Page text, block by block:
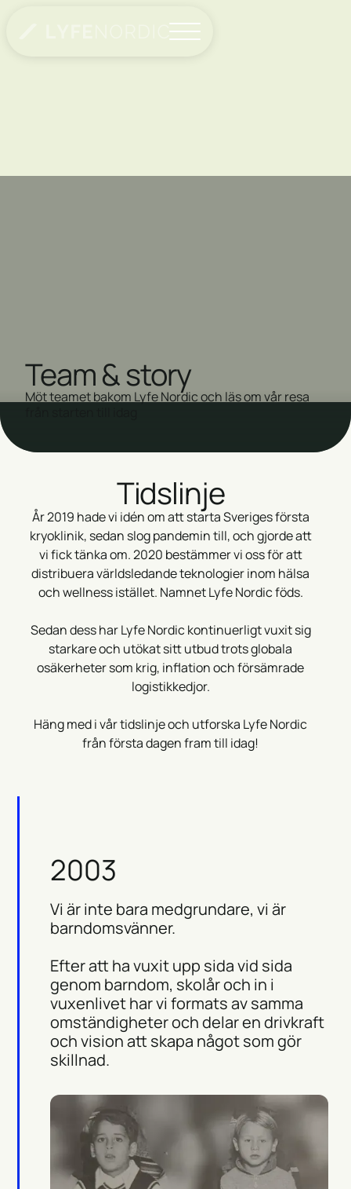
Team & story
Möt teamet bakom Lyfe Nordic och läs om vår resa
Tidslinje
År 2019 hade vi idén om att starta Sveriges första
kryoklinik, sedan slog pandemin till, och gjorde att
vi fick tänka om. 2020 bestämmer vi oss för att
distribuera världsledande teknologier inom hälsa
och wellness istället. Namnet Lyfe Nordic föds.
Sedan dess har Lyfe Nordic kontinuerligt vuxit sig
starkare och utökat sitt utbud trots globala
osäkerheter som krig, inflation och försämrade
logistikkedjor.
Häng med i vår tidslinje och utforska Lyfe Nordic
från första dagen fram till idag!
Vi är inte bara medgrundare, vi är
barndomsvänner.
Efter att ha vuxit upp sida vid sida
genom barndom, skolår och in i
vuxenlivet har vi formats av samma
omständigheter och delar en drivkraft
och vision att skapa något som gör
skillnad.
2003